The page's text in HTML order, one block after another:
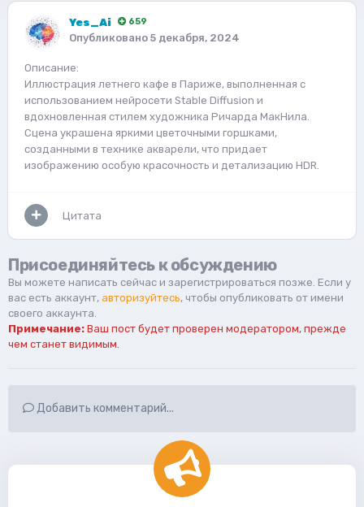
Yes_Ai 659
Опубликовано 5 декабря, 2024
Описание:
Иллюстрация летнего кафе в Париже, выполненная с
использованием нейросети Stable Diffusion и
вдохновленная стилем художника Ричарда МакНила.
Сцена украшена яркими цветочными горшками,
созданными в технике акварели, что придает
изображению особую красочность и детализацию HDR.
Цитата
Присоединяйтесь к обсуждению
Вы можете написать сейчас и зарегистрироваться позже. Если у
вас есть аккаунт, авторизуйтесь, чтобы опубликовать от имени
своего аккаунта.
Примечание: Ваш пост будет проверен модератором, прежде
чем станет видимым.
Добавить комментарий...